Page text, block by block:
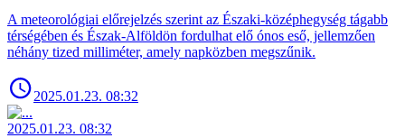
A meteorológiai előrejelzés szerint az Északi-középhegység tágabb
térségében és Észak-Alföldön fordulhat elő ónos eső, jellemzően
néhány tized milliméter, amely napközben megszűnik.
2025.01.23. 08:32
2025.01.23. 08:32